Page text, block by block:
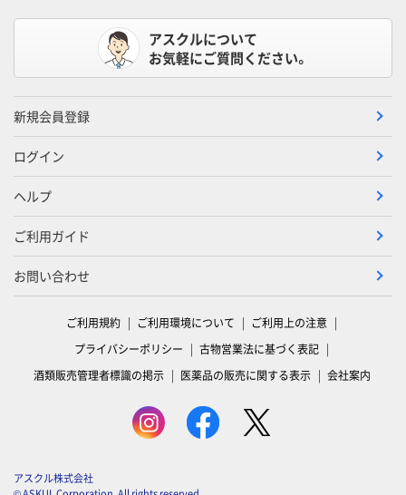
アスクルについて
お気軽にご質問ください。
新規会員登録
ログイン
ヘルプ
ご利用ガイド
お問い合わせ
ご利用規約 ご利用環境について
ご利用上の注意
プライバシーポリシー
古物営業法に基づく表記
酒類販売管理者標識の掲示
医薬品の販売に関する表示 会社案内
アスクル株式会社